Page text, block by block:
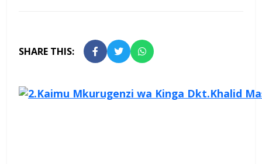
SHARE THIS: